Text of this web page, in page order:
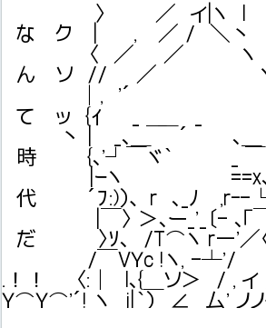
〉 ／ イ|ヽ l 〔
な ク | , ／ / ＼丶 〉l
〈 ／ ／ ヽ ィ´ -
ん ソ // ／ ヽＬ. ィ´
｜, '´ Ｙｚ
て ッ {ｲ _ ＿ _
丶 | _､＿ ￣´ ､＿
時 {､'┘￣ヾ｀ _ ￣
|ｰヽ ==x､_/
代 ´ﾌ:)）、 r ､_ﾉ ,r‐-└
|￣〉 ＞､ー_'_〔- ､「￣{
だ 〉ｿ､ /T⌒ヽ r―'／
/￣VＹc !ヽ, -┴'/ ,
.！！ 〈:｜ l､{＿ソ＞ / , イ
Ｙ⌒Ｙ⌒'´! ヽ _j|｀） ∠ 厶' ノノ